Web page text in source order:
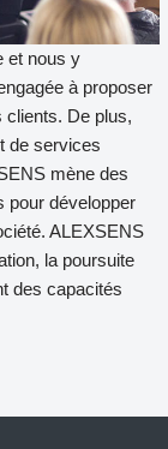
et nous y
à proposer
clients. De plus,
de services
mène des
pour développer
ALEXSENS
la poursuite
des capacités